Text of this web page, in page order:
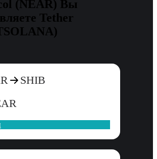
(NEAR) Вы
Tether
SHIB